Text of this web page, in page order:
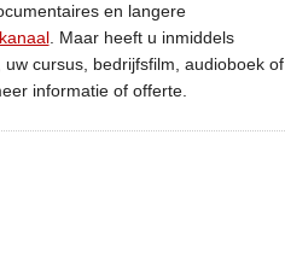
en langere
. Maar heeft u inmiddels
cursus, bedrijfsfilm, audioboek of
informatie of offerte.